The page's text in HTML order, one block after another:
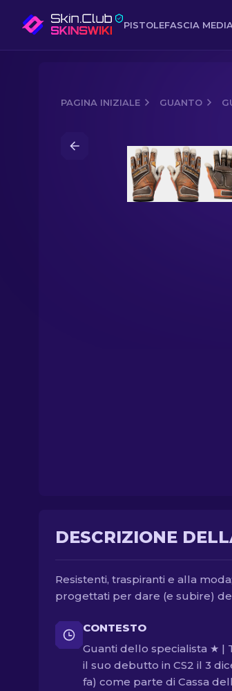
PISTOLEFASCIA MEDIA
PAGINA INIZIALE GUANTO
Media of Guanti dello
DESCRIZIONE
Resistenti, traspiranti e alla
progettati per dare (e subire)
CONTESTO
Guanti dello specialista ★ |
il suo debutto in CS2 il 3
fa) come parte di Cassa